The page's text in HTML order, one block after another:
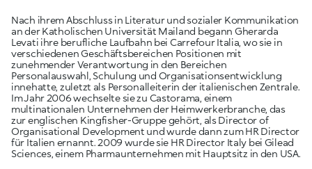
Nach ihrem Abschluss in Literatur und sozialer Kommunikation
an der Katholischen Universität Mailand begann Gherarda
Levati ihre berufliche Laufbahn bei Carrefour Italia, wo sie in
verschiedenen Geschäftsbereichen Positionen mit
zunehmender Verantwortung in den Bereichen
Personalauswahl, Schulung und Organisationsentwicklung
innehatte, zuletzt als Personalleiterin der italienischen Zentrale.
Im Jahr 2006 wechselte sie zu Castorama, einem
multinationalen Unternehmen der Heimwerkerbranche, das
zur englischen Kingfisher-Gruppe gehört, als Director of
Organisational Development und wurde dann zum HR Director
für Italien ernannt. 2009 wurde sie HR Director Italy bei Gilead
Sciences, einem Pharmaunternehmen mit Hauptsitz in den USA.